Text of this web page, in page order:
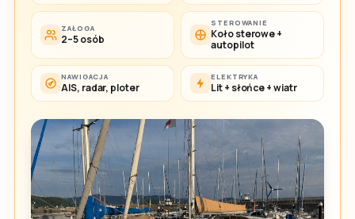
ZAŁOGA
2–5 osób
STEROWANIE
Koło sterowe +
autopilot
NAWIGACJA
AIS, radar, ploter
ELEKTRYKA
Lit + słońce + wiatr